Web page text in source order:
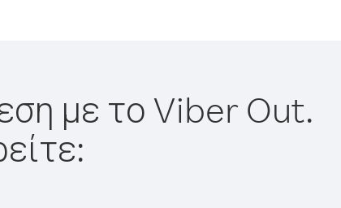
με το Viber Out.